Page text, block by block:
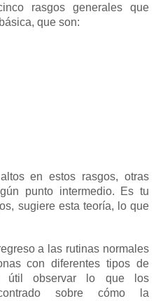
rasgos generales que
que son:
en estos rasgos, otras
punto intermedio. Es tu
sugiere esta teoría, lo que
a las rutinas normales
con diferentes tipos de
útil observar lo que los
sobre cómo la